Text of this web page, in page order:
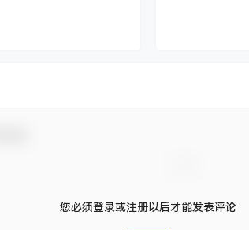
您必须登录或注册以后才能发表评论